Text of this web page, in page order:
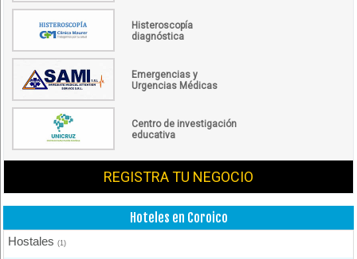
Histeroscopía
diagnóstica
Emergencias y
Urgencias Médicas
Centro de investigación
educativa
REGISTRA TU NEGOCIO
Hoteles en Coroico
Hostales(1)